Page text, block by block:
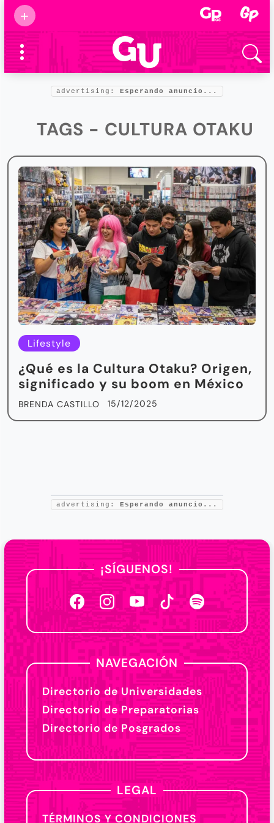
+
Supermamás
2025
Marcas de
confianza
Foro salud
advertising: Esperando anuncio...
TAGS - CULTURA OTAKU
Lifestyle
¿Qué es la Cultura Otaku? Origen,
significado y su boom en México
BRENDA CASTILLO 15/12/2025
advertising: Esperando anuncio...
¡SÍGUENOS!
NAVEGACIÓN
Directorio de Universidades
Directorio de Preparatorias
Directorio de Posgrados
LEGAL
TÉRMINOS Y CONDICIONES